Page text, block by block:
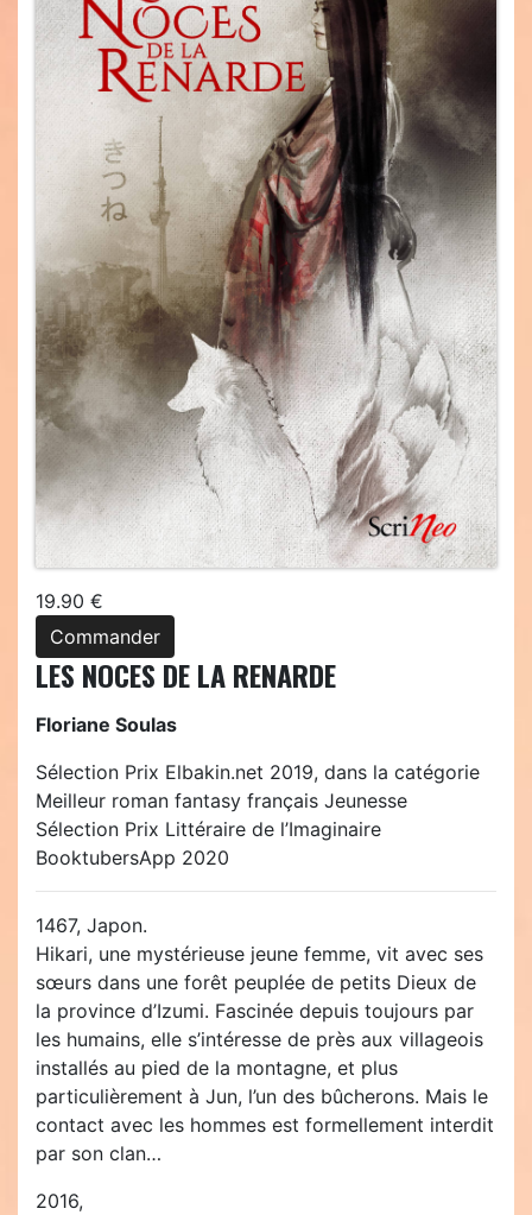
19.90 €
Commander
LES NOCES DE LA RENARDE
Floriane Soulas
Sélection Prix Elbakin.net 2019, dans la catégorie
Meilleur roman fantasy français Jeunesse
Sélection Prix Littéraire de l’Imaginaire
BooktubersApp 2020
1467, Japon.
Hikari, une mystérieuse jeune femme, vit avec ses
sœurs dans une forêt peuplée de petits Dieux de
la province d’Izumi. Fascinée depuis toujours par
les humains, elle s’intéresse de près aux villageois
installés au pied de la montagne, et plus
particulièrement à Jun, l’un des bûcherons. Mais le
contact avec les hommes est formellement interdit
par son clan…
2016,